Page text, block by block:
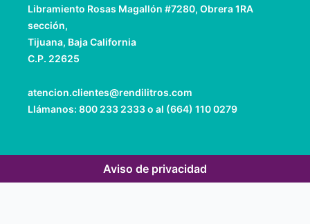
m
Libramiento Rosas Magallón #7280, Obrera 1RA
sección,
Tijuana, Baja California
C.P. 22625
atencion.clientes@rendilitros.com
Llámanos: 800 233 2333 o al (664) 110 0279
Aviso de privacidad